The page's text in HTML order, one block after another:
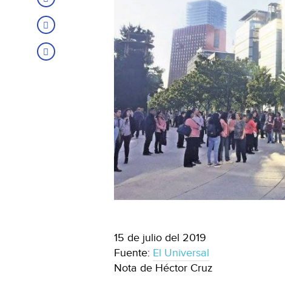
15 de julio del 2019
Fuente: El Universal
Nota de Héctor Cruz